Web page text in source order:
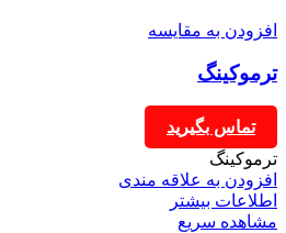
افزودن به مقایسه
ترموکینگ
تماس بگیرید
ترموکینگ
افزودن به علاقه مندی
اطلاعات بیشتر
مشاهده سریع